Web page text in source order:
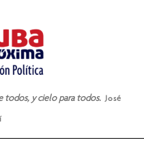
todos, y cielo para todos. José